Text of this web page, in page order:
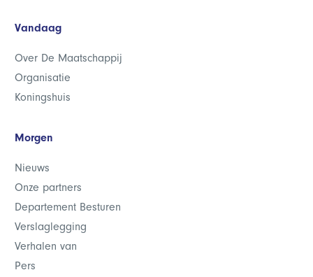
Vandaag
Over De Maatschappij
Organisatie
Koningshuis
Morgen
Nieuws
Onze partners
Departement Besturen
Verslaglegging
Verhalen van
Pers